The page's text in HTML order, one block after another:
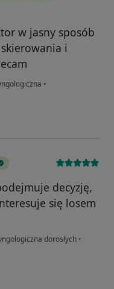
w jasny sposób
i
•
decyzję,
się losem
dorosłych •